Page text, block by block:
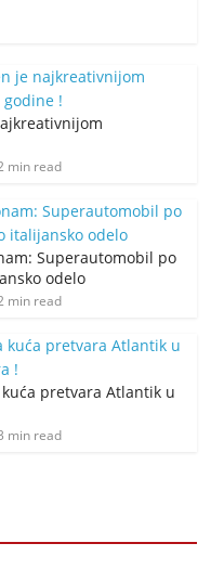
min read
Superautomobil po
odelo
min read
pretvara Atlantik u
min read